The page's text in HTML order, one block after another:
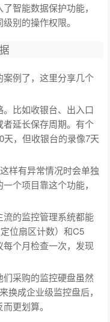
智能数据保护功能，
别的操作权限。
例了，这里分享几个
比如收银台、出入口
延长保存周期。有个
，但收银台的录像7天
样有异常情况时会单独
个项目靠这个功能，
的监控管理系统都能
位扇区计数）和C5
每个月检查一次，发现
采购的监控硬盘虽然
换成企业级监控盘后，
更划算。